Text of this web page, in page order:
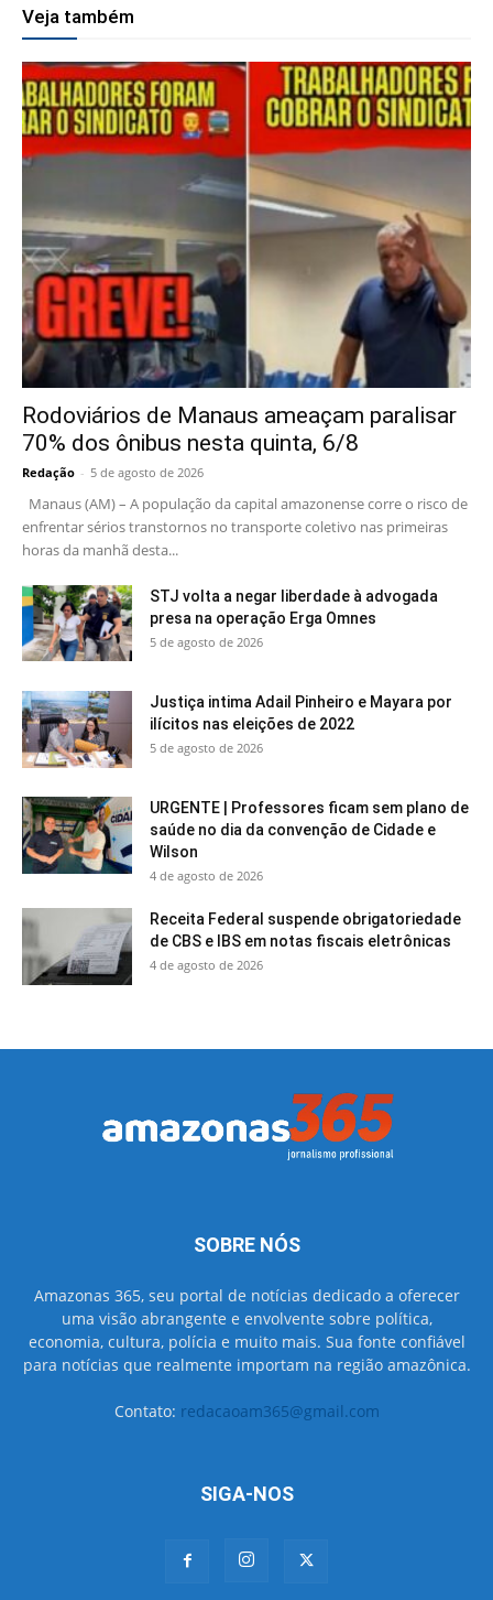
Veja também
Rodoviários de Manaus ameaçam paralisar
70% dos ônibus nesta quinta, 6/8
Redação - 5 de agosto de 2026
Manaus (AM) – A população da capital amazonense corre o risco de
enfrentar sérios transtornos no transporte coletivo nas primeiras
horas da manhã desta...
STJ volta a negar liberdade à advogada
presa na operação Erga Omnes
5 de agosto de 2026
Justiça intima Adail Pinheiro e Mayara por
ilícitos nas eleições de 2022
5 de agosto de 2026
URGENTE | Professores ficam sem plano de
saúde no dia da convenção de Cidade e
Wilson
4 de agosto de 2026
Receita Federal suspende obrigatoriedade
de CBS e IBS em notas fiscais eletrônicas
4 de agosto de 2026
SOBRE NÓS
Amazonas 365, seu portal de notícias dedicado a oferecer
uma visão abrangente e envolvente sobre política,
economia, cultura, polícia e muito mais. Sua fonte confiável
para notícias que realmente importam na região amazônica.
Contato: redacaoam365@gmail.com
SIGA-NOS